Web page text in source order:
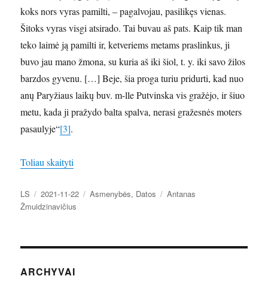
koks nors vyras pamilti, – pagalvojau, pasilikęs vienas.
Šitoks vyras visgi atsirado. Tai buvau aš pats. Kaip tik man
teko laimė ją pamilti ir, ketveriems metams praslinkus, ji
buvo jau mano žmona, su kuria aš iki šiol, t. y. iki savo žilos
barzdos gyvenu. […] Beje, šia proga turiu pridurti, kad nuo
anų Paryžiaus laikų buv. m-lle Putvinska vis gražėjo, ir šiuo
metu, kada ji pražydo balta spalva, nerasi gražesnės moters
pasaulyje“[3].
Toliau skaityti
Autorius
LS Paskelbta
2021-11-22 Kategorijos
Asmenybės, Datos Žymos
Antanas
Žmuidzinavičius
ARCHYVAI